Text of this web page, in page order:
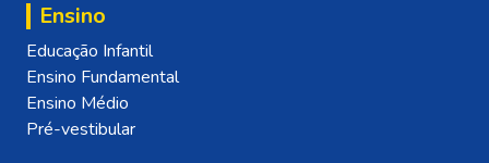
Ensino
Educação Infantil
Ensino Fundamental
Ensino Médio
Pré-vestibular